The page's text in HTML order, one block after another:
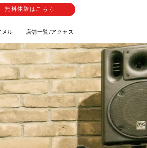
無料体験はこちら
メル 店舗一覧/アクセス